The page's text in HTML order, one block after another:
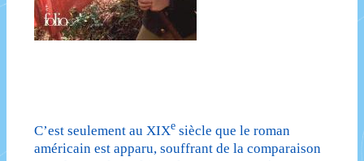
C’est seulement au XIXe siècle que le roman
américain est apparu, souffrant de la comparaison